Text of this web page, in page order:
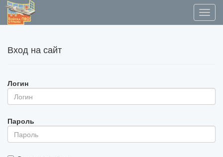
Вход на сайт
Логин
Пароль